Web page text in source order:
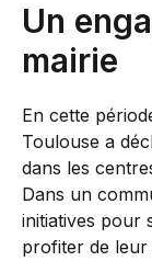
Un
mairie
En cette
Toulouse a
dans les
Dans un
initiatives pour
profiter de leur